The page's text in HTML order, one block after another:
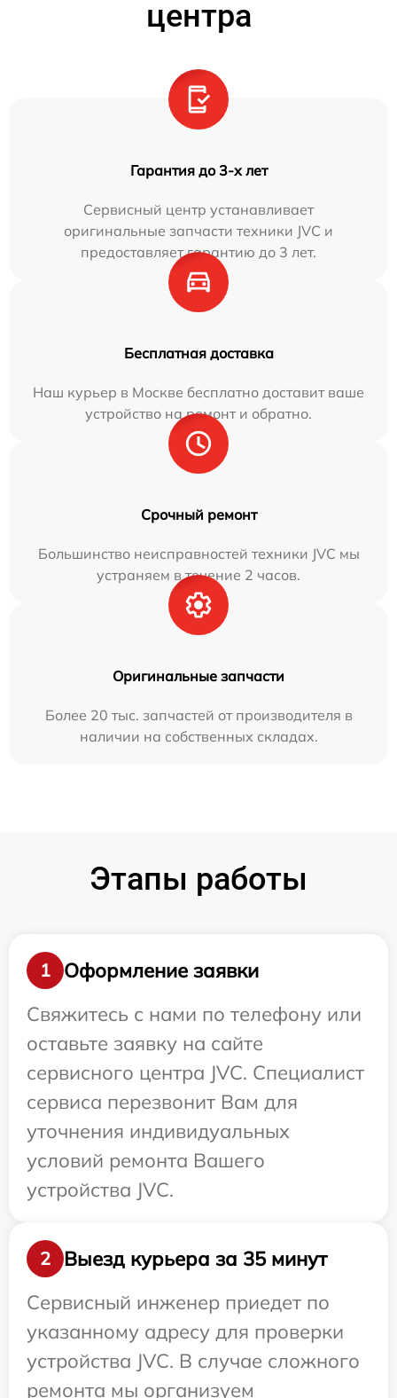
центра
Гарантия до 3-х лет
Сервисный центр устанавливает
оригинальные запчасти техники JVC и
предоставляет гарантию до 3 лет.
Бесплатная доставка
Наш курьер в Москве бесплатно доставит ваше
устройство на ремонт и обратно.
Срочный ремонт
Большинство неисправностей техники JVC мы
устраняем в течение 2 часов.
Оригинальные запчасти
Более 20 тыс. запчастей от производителя в
наличии на собственных складах.
Этапы работы
1
Оформление заявки
Свяжитесь с нами по телефону или
оставьте заявку на сайте
сервисного центра JVC. Специалист
сервиса перезвонит Вам для
уточнения индивидуальных
условий ремонта Вашего
устройства JVC.
2
Выезд курьера за 35 минут
Сервисный инженер приедет по
указанному адресу для проверки
устройства JVC. В случае сложного
ремонта мы организуем